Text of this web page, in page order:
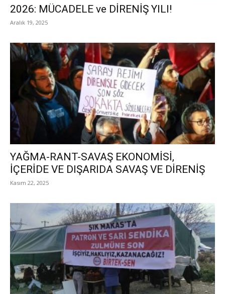
2026: MÜCADELE ve DİRENİŞ YILI!
Aralık 19, 2025
YAĞMA-RANT-SAVAŞ EKONOMİSİ,
İÇERİDE VE DIŞARIDA SAVAŞ VE DİRENİŞ
Kasım 22, 2025